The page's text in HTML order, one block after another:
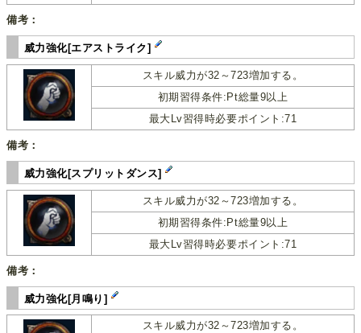
備考：
威力強化[エアストライク]
スキル威力が32～723増加する。
初期習得条件:Pt総量9以上
最大Lv習得時必要ポイント:71
備考：
威力強化[スプリットダンス]
スキル威力が32～723増加する。
初期習得条件:Pt総量9以上
最大Lv習得時必要ポイント:71
備考：
威力強化[月鳴り]
スキル威力が32～723増加する。